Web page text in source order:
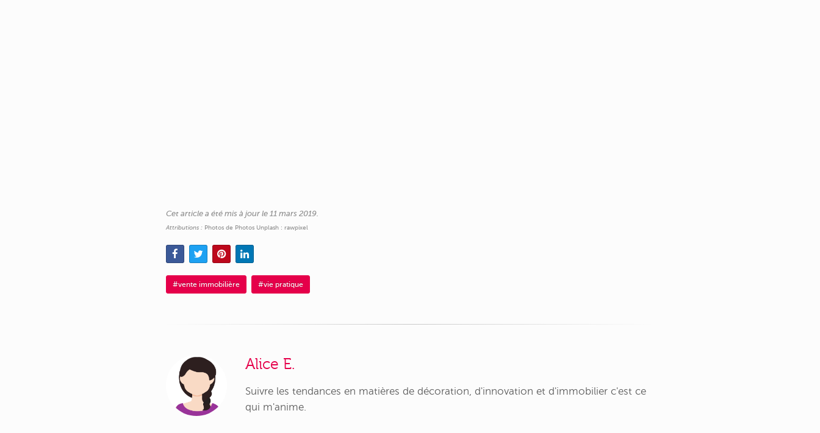
Cet article a été mis à jour le 11 mars 2019.
Attributions : Photos de Photos Unplash : rawpixel
#vente immobilière #vie pratique
Alice E.
Suivre les tendances en matières de décoration, d'innovation et d'immobilier c'est ce
qui m'anime.